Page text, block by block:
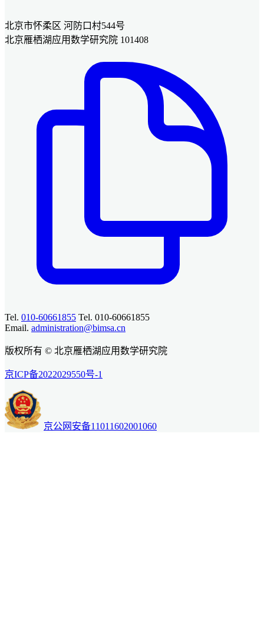
北京市怀柔区 河防口村544号
北京雁栖湖应用数学研究院 101408
Tel. 010-60661855 Tel. 010-60661855
Email. administration@bimsa.cn
版权所有 © 北京雁栖湖应用数学研究院
京ICP备2022029550号-1
京公网安备11011602001060